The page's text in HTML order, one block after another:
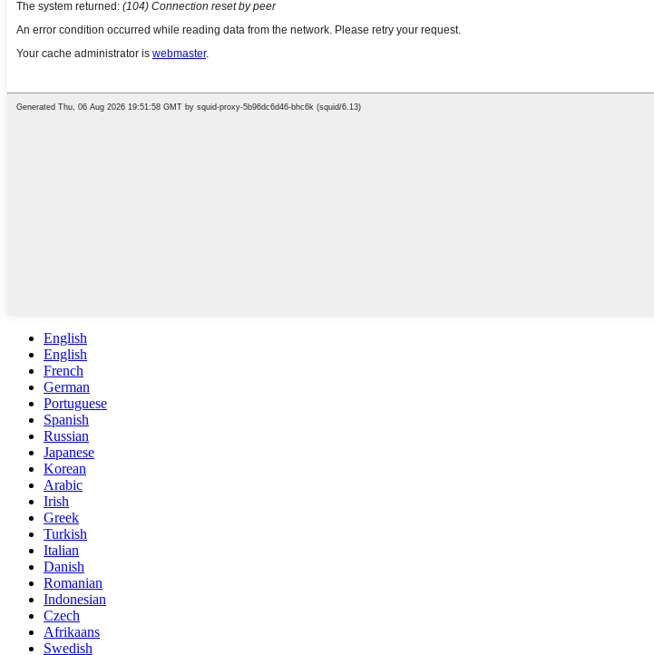
English
English
French
German
Portuguese
Spanish
Russian
Japanese
Korean
Arabic
Irish
Greek
Turkish
Italian
Danish
Romanian
Indonesian
Czech
Afrikaans
Swedish